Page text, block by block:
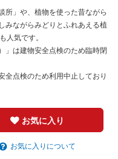
所」や、植物を使った昔ながら
みながらみどりとふれあえる植
人気です。
」は建物安全点検のため臨時閉
点検のため利用中止しており
お気に入り
お気に入りについて